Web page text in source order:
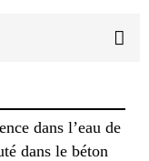
dans l’eau de
dans le béton